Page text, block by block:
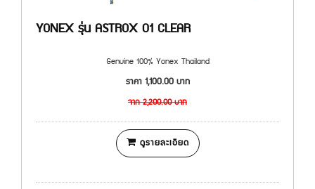
YONEX รุ่น ASTROX 01 CLEAR
Genuine 100% Yonex Thailand
ราคา1,100.00บาท
จาก2,200.00บาท
ดูรายละเอียด